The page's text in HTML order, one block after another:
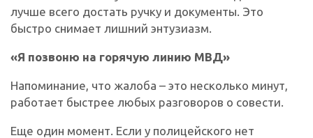
лучше всего достать ручку и документы. Это
быстро снимает лишний энтузиазм.
«Я позвоню на горячую линию МВД»
Напоминание, что жалоба – это несколько минут,
работает быстрее любых разговоров о совести.
Еще один момент. Если у полицейского нет